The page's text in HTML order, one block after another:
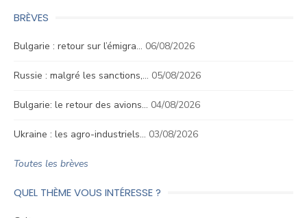
BRÈVES
Bulgarie : retour sur l’émigra… 06/08/2026
Russie : malgré les sanctions,… 05/08/2026
Bulgarie: le retour des avions… 04/08/2026
Ukraine : les agro-industriels… 03/08/2026
Toutes les brèves
QUEL THÈME VOUS INTÉRESSE ?